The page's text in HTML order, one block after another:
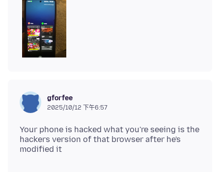
gforfee
2025/10/12 下午6:57
Your phone is hacked what you're seeing is the
hackers version of that browser after he's